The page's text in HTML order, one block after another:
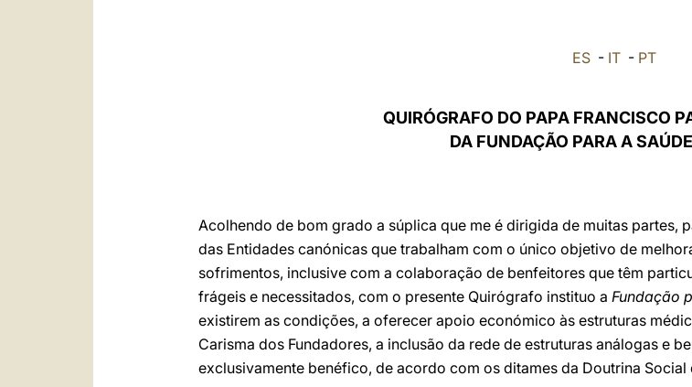
ES - IT - PT
QUIRÓGRAFO DO PAPA FRANCISCO
DA FUNDAÇÃO PARA A
Acolhendo de bom grado a súplica que me é dirigida de muitas partes,
das Entidades canónicas que trabalham com o único objetivo de
sofrimentos, inclusive com a colaboração de benfeitores que têm
frágeis e necessitados, com o presente Quirógrafo instituo a Fundação
existirem as condições, a oferecer apoio económico às estruturas
Carisma dos Fundadores, a inclusão da rede de estruturas análogas e
exclusivamente benéfico, de acordo com os ditames da Doutrina Social